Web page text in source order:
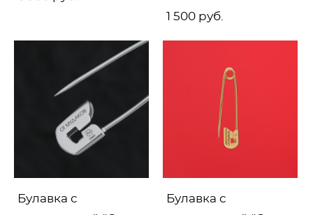
1 500 pуб.
Булавка с
Булавка с